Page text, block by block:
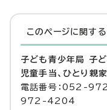
このページに関する
子ども青少年局 子
児童手当、ひとり親
電話番号：052-
972-4204